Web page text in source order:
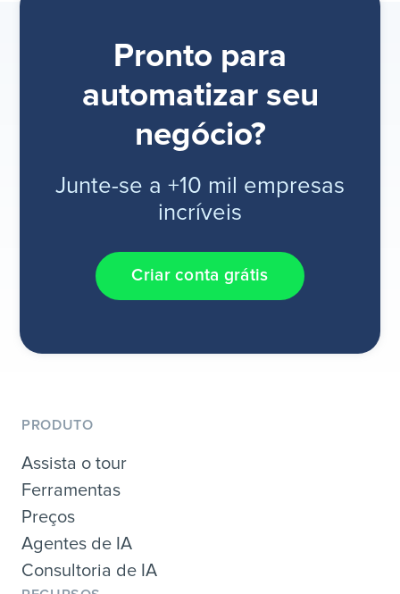
Pronto para
automatizar seu
negócio?
Junte-se a +10 mil empresas
incríveis
Criar conta grátis
PRODUTO
Assista o tour
Ferramentas
Preços
Agentes de IA
Consultoria de IA